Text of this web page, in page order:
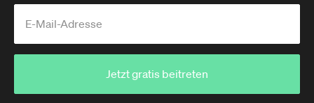
Jetzt gratis beitreten